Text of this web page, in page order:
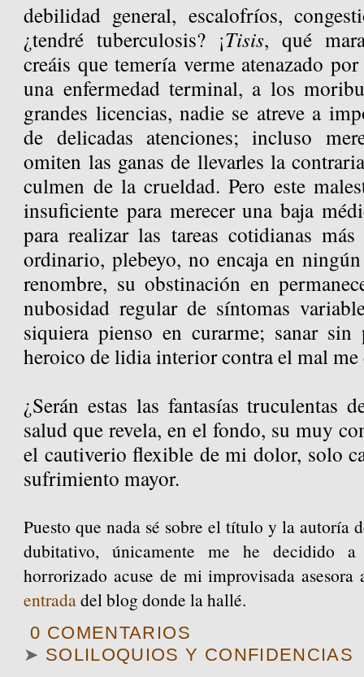
debilidad general, escalofríos,
¿tendré tuberculosis? ¡Tisis, qué
creáis que temería verme atenazado
una enfermedad terminal, a los
grandes licencias, nadie se atreve a
de delicadas atenciones; incluso
omiten las ganas de llevarles la
culmen de la crueldad. Pero este
insuficiente para merecer una baja
para realizar las tareas cotidianas
ordinario, plebeyo, no encaja en
renombre, su obstinación en
nubosidad regular de síntomas
siquiera pienso en curarme; sanar sin
heroico de lidia interior contra el mal me
¿Serán estas las fantasías truculentas
salud que revela, en el fondo, su muy
el cautiverio flexible de mi dolor, solo
sufrimiento mayor.
Puesto que nada sé sobre el título y la autoría
dubitativo, únicamente me he decidido
horrorizado acuse de mi improvisada
entradadel blog donde la hallé.
0 COMENTARIOS
➤ SOLILOQUIOS Y CONFIDENCIAS